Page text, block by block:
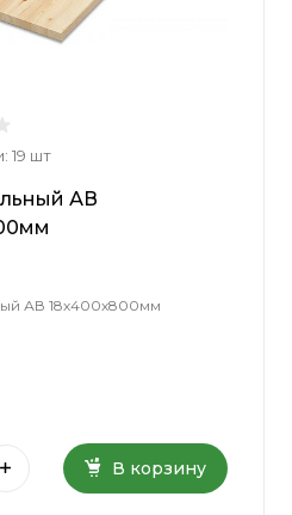
19 шт
АВ
АВ 18х400х800мм
В корзину